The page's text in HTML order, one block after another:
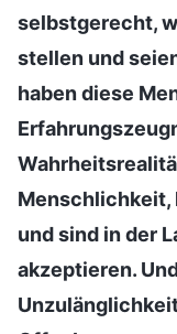
selbstgerecht,
stellen und
haben diese
Menschlichkeit,
und sind in der
akzeptieren.